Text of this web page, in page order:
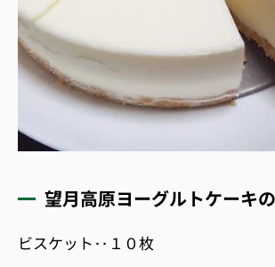
望月高原ヨーグルトケーキ
ビスケット‥１